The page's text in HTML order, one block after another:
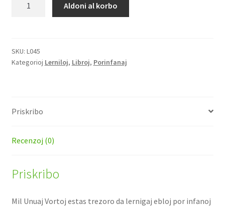
Esperanto
kvanto
Aldoni al korbo
SKU: L045
Kategorioj Lerniloj, Libroj, Porinfanaj
Priskribo
Recenzoj (0)
Priskribo
Mil Unuaj Vortoj estas trezoro da lernigaj ebloj por infanoj